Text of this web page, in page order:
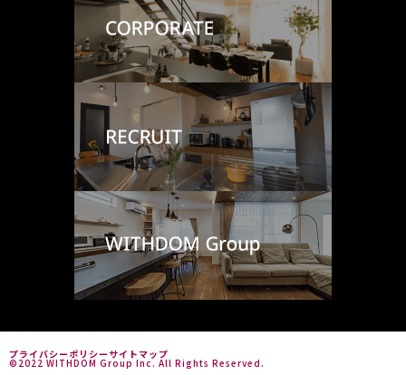
プライバシーポリシー サイトマップ
©2022 WITHDOM Group Inc. All Rights Reserved.